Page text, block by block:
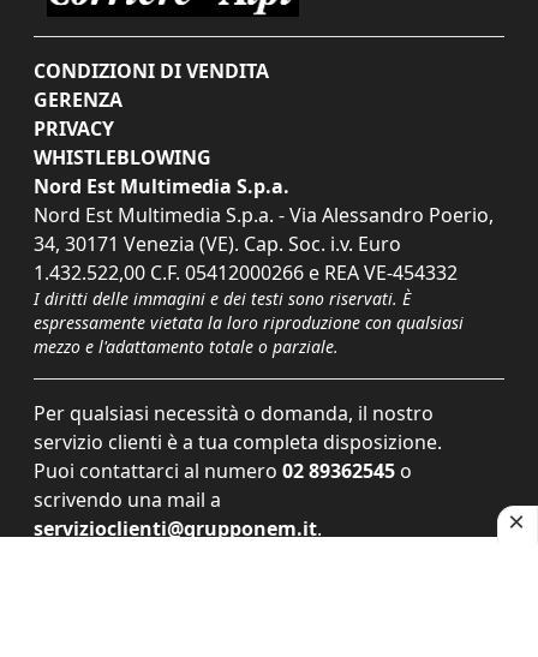
CONDIZIONI DI VENDITA
GERENZA
PRIVACY
WHISTLEBLOWING
Nord Est Multimedia S.p.a.
Nord Est Multimedia S.p.a. - Via Alessandro Poerio,
34, 30171 Venezia (VE). Cap. Soc. i.v. Euro
1.432.522,00 C.F. 05412000266 e REA VE-454332
I diritti delle immagini e dei testi sono riservati. È
espressamente vietata la loro riproduzione con qualsiasi
mezzo e l'adattamento totale o parziale.
Per qualsiasi necessità o domanda, il nostro
servizio clienti è a tua completa disposizione.
Puoi contattarci al numero 02 89362545 o
scrivendo una mail a
servizioclienti@grupponem.it.